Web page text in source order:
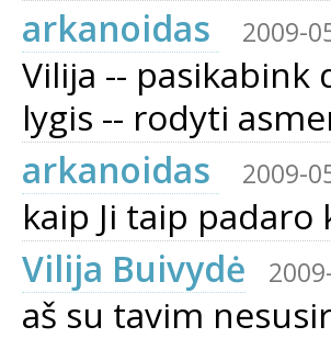
arkanoidas
2009-
Vilija -- pasikabink
lygis -- rodyti
arkanoidas
2009-
kaip Ji taip
Vilija Buivydė
aš su tavim